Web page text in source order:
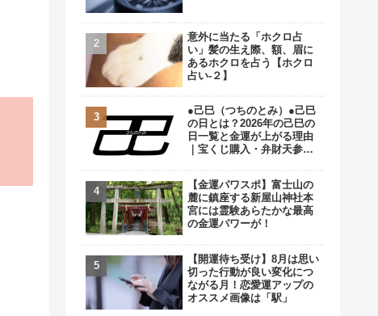
意外に当たる「ホクロ占
い」髪の生え際、額、眉に
あるホクロを占う【ホクロ
占い‐２】
●己巳（つちのとみ）●己巳
の日とは？2026年の己巳の
日一覧と金運が上がる理由
｜宝くじ購入・弁財天参拝
【金運パワスポ】富士山の
麓に鎮座する新屋山神社本
宮には霊験あらたかな最高
の金運パワーが！
【開運待ち受け】8月は思い
切った行動が良い変化につ
ながる月！恋愛運アップの
オススメ画像は「駅」